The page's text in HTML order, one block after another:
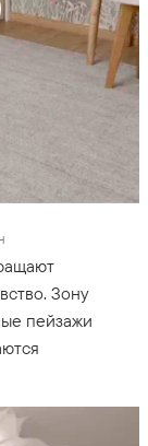
Зону
пейзажи